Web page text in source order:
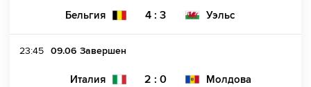
Бельгия 4 : 3 Уэльс
23:45 09.06 Завершен
Италия 2 : 0 Молдова